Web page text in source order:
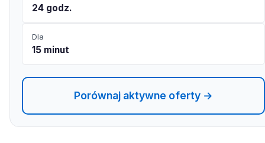
24 godz.
Dla
15 minut
Porównaj aktywne oferty →